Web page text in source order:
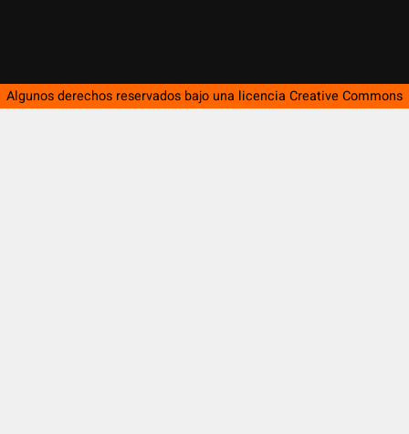
Algunos derechos reservados bajo una licencia Creative Commons